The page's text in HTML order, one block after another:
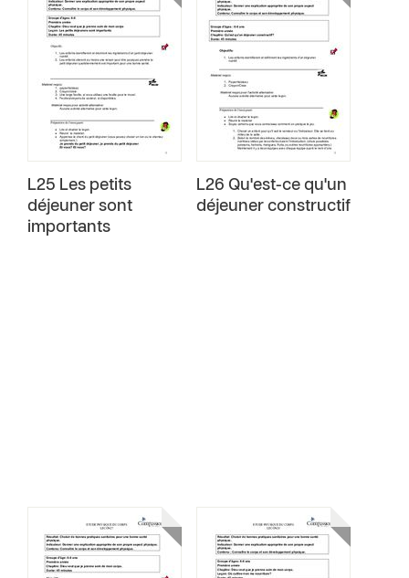
L25 Les petits
déjeuner sont
importants
L26 Qu'est-ce qu'un
déjeuner constructif